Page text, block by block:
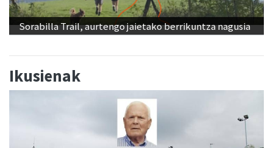
Sorabilla Trail, aurtengo jaietako berrikuntza nagusia
Ikusienak